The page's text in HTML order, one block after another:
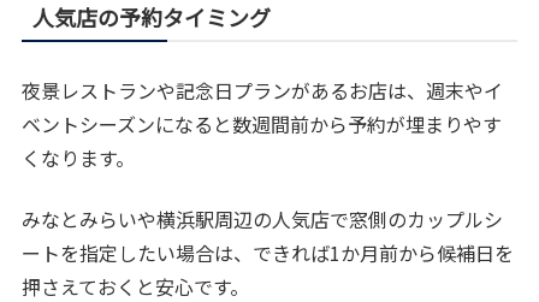
人気店の予約タイミング
夜景レストランや記念日プランがあるお店は、週末やイ
ベントシーズンになると数週間前から予約が埋まりやす
くなります。
みなとみらいや横浜駅周辺の人気店で窓側のカップルシ
ートを指定したい場合は、できれば1か月前から候補日を
押さえておくと安心です。